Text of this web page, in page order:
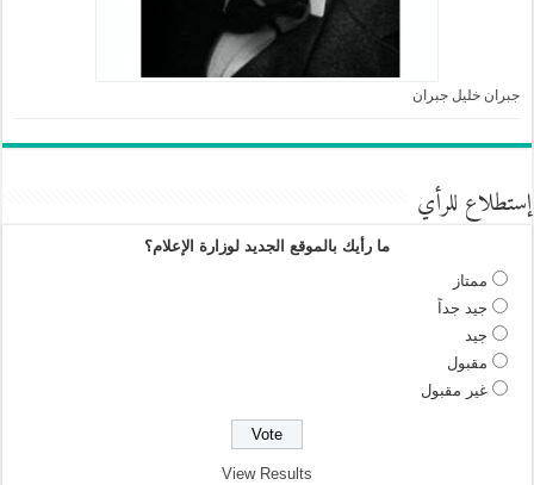
جبران خليل جبران
إستطلاع للرأي
ما رأيك بالموقع الجديد لوزارة الإعلام؟
ممتاز
جيد جداً
جيد
مقبول
غير مقبول
View Results